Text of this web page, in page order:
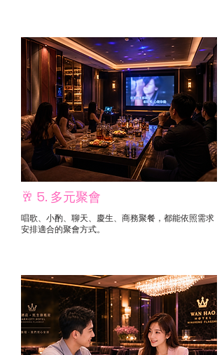
🥂 5. 多元聚會
唱歌、小酌、聊天、慶生、商務聚餐，都能依照需求
安排適合的聚會方式。